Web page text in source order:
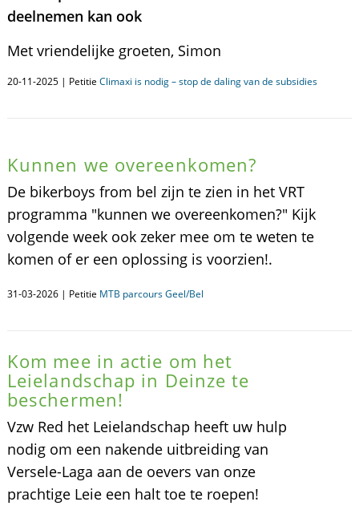
deelnemen kan ook
Met vriendelijke groeten, Simon
20-11-2025 | Petitie Climaxi is nodig – stop de daling van de subsidies
Kunnen we overeenkomen?
De bikerboys from bel zijn te zien in het VRT
programma "kunnen we overeenkomen?" Kijk
volgende week ook zeker mee om te weten te
komen of er een oplossing is voorzien!.
31-03-2026 | Petitie MTB parcours Geel/Bel
Kom mee in actie om het
Leielandschap in Deinze te
beschermen!
Vzw Red het Leielandschap heeft uw hulp
nodig om een nakende uitbreiding van
Versele-Laga aan de oevers van onze
prachtige Leie een halt toe te roepen!